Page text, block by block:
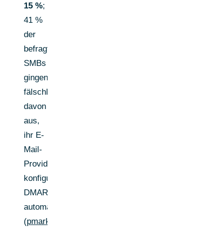
15 %;
41 %
der
befragten
SMBs
gingen
fälschlich
davon
aus,
ihr E-
Mail-
Provider
konfiguriere
DMARC
automatisch.
(pmarketresearch.com